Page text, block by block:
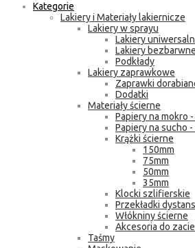
Kategorie
Lakiery i Materiały lakiernicze
Lakiery w sprayu
Lakiery
Lakiery bezbarwne
Podkłady
Lakiery zaprawkowe
Zaprawki
Dodatki
Materiały ścierne
Papiery na mokro
Papiery na sucho
Krążki ścierne
150mm
75mm
50mm
35mm
Klocki szlifierskie
Przekładki
Włókniny ścierne
Akcesoria do
Taśmy